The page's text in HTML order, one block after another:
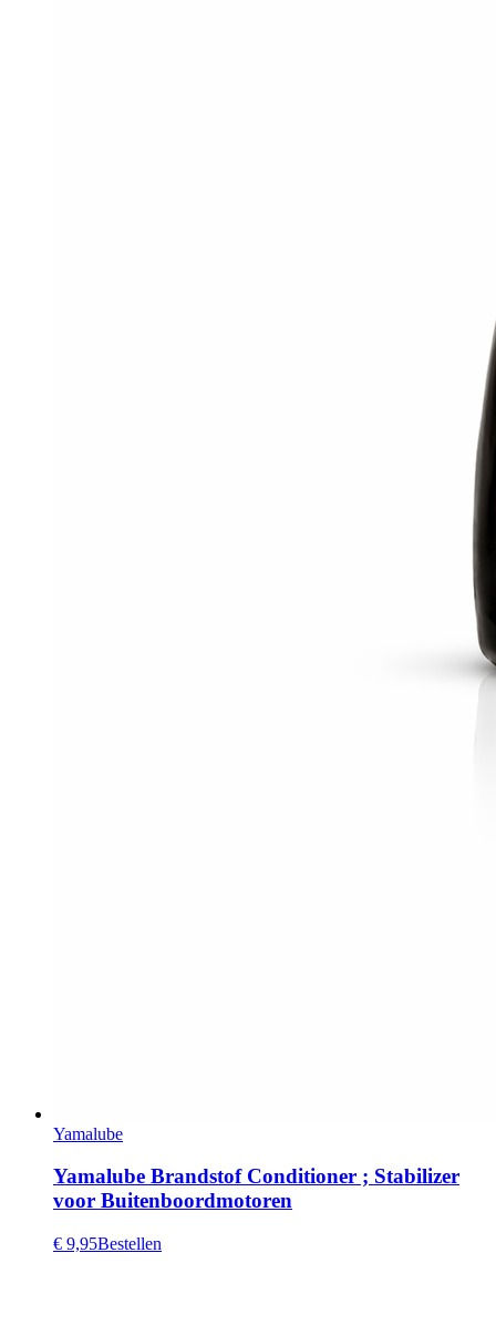
Yamalube
Yamalube Brandstof Conditioner ; Stabilizer
voor Buitenboordmotoren
€ 9,95Bestellen